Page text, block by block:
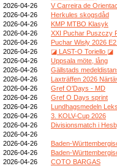
2026-04-26
V Carreira de
2026-04-26
Herkules skogsdåd
2026-04-26
KMP MTBO Klasyk
2026-04-26
XXI Puchar Puszczy
2026-04-26
Puchar Wisły 2026
2026-04-26
◪ LAST-O Toriello ◪
2026-04-26
Uppsala möte, lång
2026-04-26
Gällstads
2026-04-26
Laxträffen 2026
2026-04-26
Gref O'Days - MD
2026-04-26
Gref O Days sprint
2026-04-26
Lundhagsmedeln
2026-04-26
3. KOLV-Cup 2026
2026-04-26
Divisionsmatch i
2026-04-26
2026-04-26
Baden-
2026-04-26
Baden-
2026-04-26
COTO BARGAS